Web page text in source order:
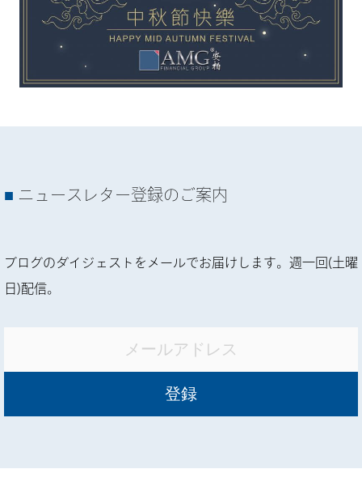
ニュースレター登録のご案内
ブログのダイジェストをメールでお届けします。週一回(土曜
日)配信。